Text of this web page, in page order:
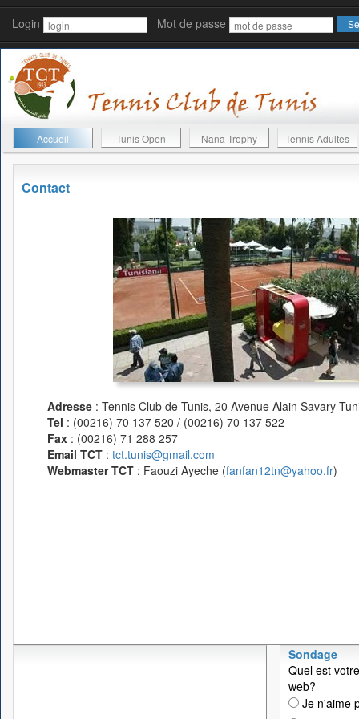
Login Mot de passe
Accueil Tunis Open Nana Trophy Tennis Adultes
Contact
Adresse : Tennis Club de Tunis, 20 Avenue Alain Savary
Tel : (00216) 70 137 520 / (00216) 70 137 522
Fax : (00216) 71 288 257
Email TCT : tct.tunis@gmail.com
Webmaster TCT : Faouzi Ayeche (fanfan12tn@yahoo.fr)
Sondage
Quel est
web?
Je n'aime